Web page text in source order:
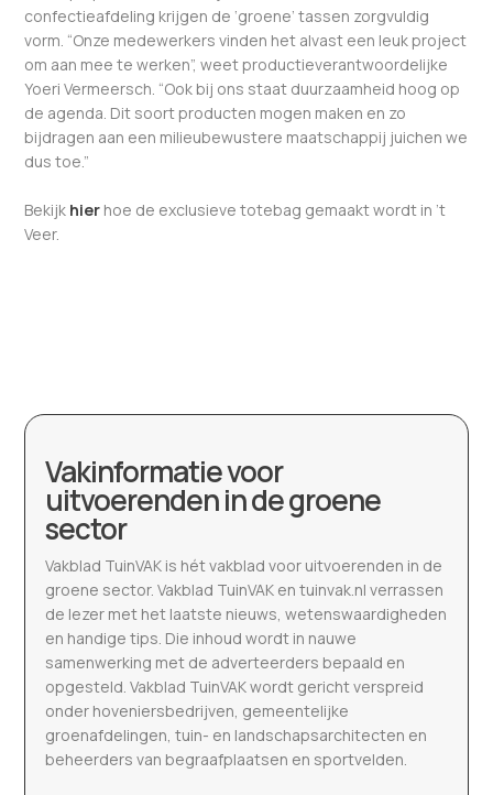
confectieafdeling krijgen de ‘groene’ tassen zorgvuldig
vorm. “Onze medewerkers vinden het alvast een leuk project
om aan mee te werken”, weet productieverantwoordelijke
Yoeri Vermeersch. “Ook bij ons staat duurzaamheid hoog op
de agenda. Dit soort producten mogen maken en zo
bijdragen aan een milieubewustere maatschappij juichen we
dus toe.”
Bekijk hier hoe de exclusieve totebag gemaakt wordt in ’t
Veer.
Vakinformatie voor
uitvoerenden in de groene
sector
Vakblad TuinVAK is hét vakblad voor uitvoerenden in de
groene sector. Vakblad TuinVAK en tuinvak.nl verrassen
de lezer met het laatste nieuws, wetenswaardigheden
en handige tips. Die inhoud wordt in nauwe
samenwerking met de adverteerders bepaald en
opgesteld. Vakblad TuinVAK wordt gericht verspreid
onder hoveniersbedrijven, gemeentelijke
groenafdelingen, tuin- en landschapsarchitecten en
beheerders van begraafplaatsen en sportvelden.